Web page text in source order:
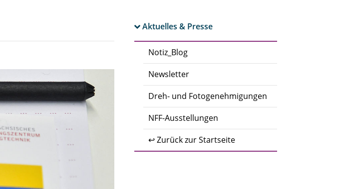
Aktuelles & Presse
Notiz_Blog
Newsletter
Dreh- und Fotogenehmigungen
NFF-Ausstellungen
↩ Zurück zur Startseite